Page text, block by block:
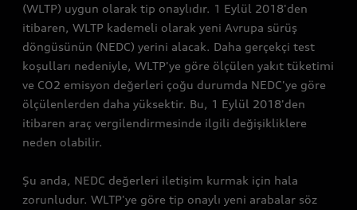
(WLTP) uygun olarak tip onaylıdır. 1 Eylül 2018'den
itibaren, WLTP kademeli olarak yeni Avrupa sürüş
döngüsünün (NEDC) yerini alacak. Daha gerçekçi test
koşulları nedeniyle, WLTP'ye göre ölçülen yakıt tüketimi
ve CO2 emisyon değerleri çoğu durumda NEDC'ye göre
ölçülenlerden daha yüksektir. Bu, 1 Eylül 2018'den
itibaren araç vergilendirmesinde ilgili değişikliklere
neden olabilir.
Şu anda, NEDC değerleri iletişim kurmak için hala
zorunludur. WLTP'ye göre tip onaylı yeni arabalar söz